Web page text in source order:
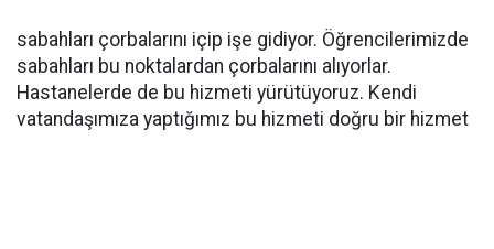
sabahları çorbalarını içip işe gidiyor. Öğrencilerimizde
sabahları bu noktalardan çorbalarını alıyorlar.
Hastanelerde de bu hizmeti yürütüyoruz. Kendi
vatandaşımıza yaptığımız bu hizmeti doğru bir hizmet